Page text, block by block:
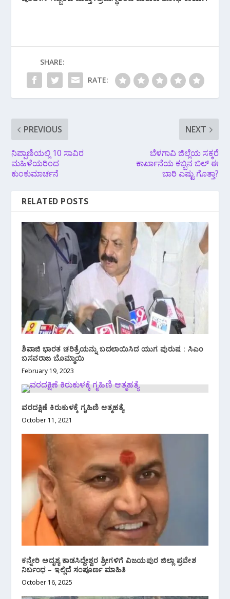
SHARE:
RATE:
PREVIOUS
ನಿಪ್ಪಾಣಿಯಲ್ಲಿ 10 ಸಾವಿರ
ಮಹಿಳೆಯರಿಂದ
ಕುಂಕುಮಾರ್ಚನೆ
NEXT
ಬೆಳಗಾವಿ ಜಿಲ್ಲೆಯ ಸಕ್ಕರೆ
ಕಾರ್ಖಾನೆಯ ಕಬ್ಬಿನ ಬಿಲ್ ಈ
ಬಾರಿ ಎಷ್ಟು ಗೊತ್ತಾ?
RELATED POSTS
ಶಿವಾಜಿ ಭಾರತ ಚರಿತ್ರೆಯನ್ನು ಬದಲಾಯಿಸಿದ ಯುಗ ಪುರುಷ : ಸಿಎಂ
ಬಸವರಾಜ ಬೊಮ್ಮಾಯಿ
February 19, 2023
ವರದಕ್ಷಿಣೆ ಕಿರುಕುಳಕ್ಕೆ ಗೃಹಿಣಿ ಆತ್ಮಹತ್ಯೆ
October 11, 2021
ಕನ್ನೇರಿ ಅದೃಶ್ಯ ಕಾಡಸಿದ್ದೇಶ್ವರ ಶ್ರೀಗಳಿಗೆ ವಿಜಯಪುರ ಜಿಲ್ಲಾ ಪ್ರವೇಶ
ನಿರ್ಬಂಧ – ಇಲ್ಲಿದೆ ಸಂಪೂರ್ಣ ಮಾಹಿತಿ
October 16, 2025